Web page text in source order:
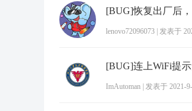
[BUG]恢复出厂后
lenovo72096073 发表于
[BUG]连上WiFi提
ImAutoman 发表于 2021-